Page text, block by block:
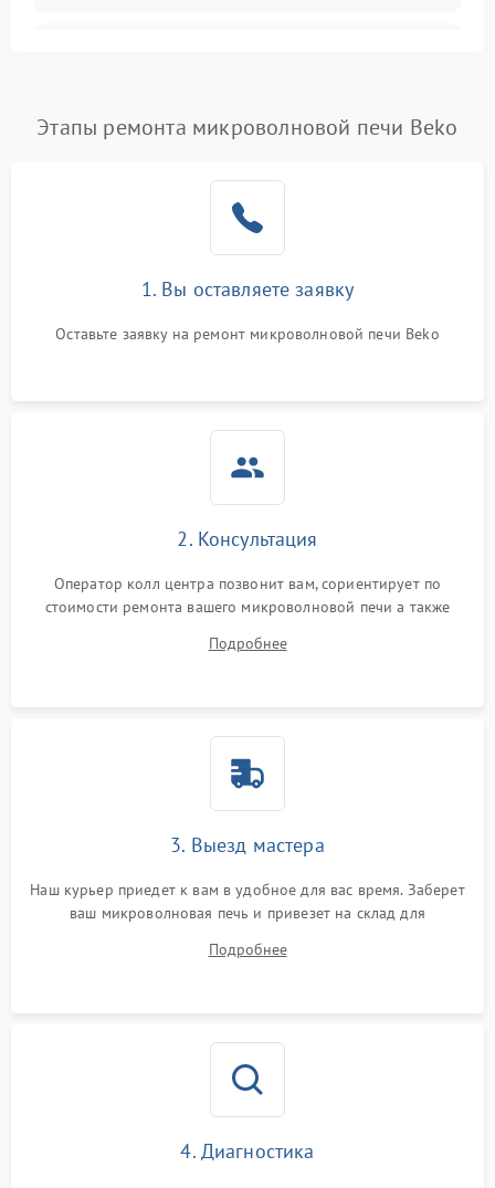
Появление запаха гари Подробнее →
2200 ₽
Не работают сенсорные
1000 ₽
Этапы ремонта микроволновой печи Beko
1. Вы оставляете заявку
Оставьте заявку на ремонт микроволновой печи Beko
2. Консультация
Оператор колл центра позвонит вам, сориентирует по
стоимости ремонта вашего микроволновой печи а также
Подробнее
3. Выезд мастера
Наш курьер приедет к вам в удобное для вас время. Заберет
ваш микроволновая печь и привезет на склад для
Подробнее
4. Диагностика